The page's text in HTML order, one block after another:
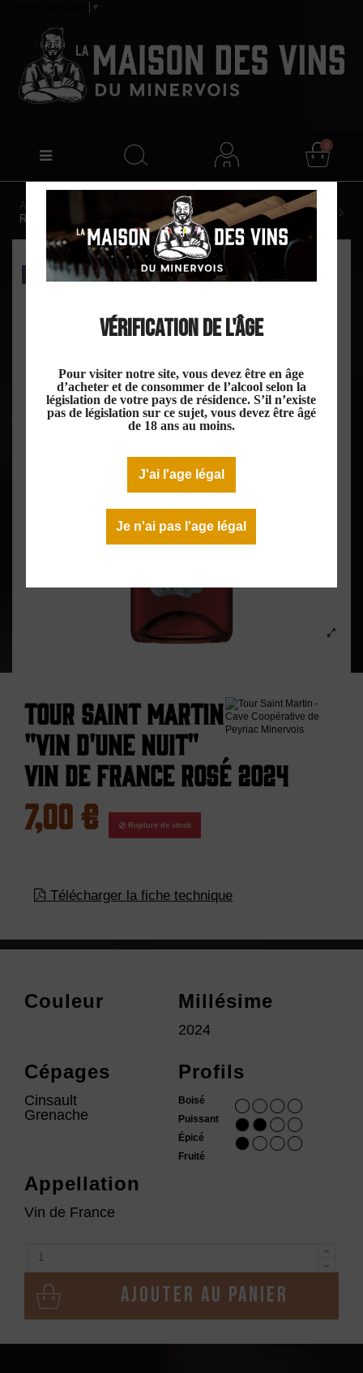
Vérification de l'âge
Pour visiter notre site, vous devez être en âge
d’acheter et de consommer de l’alcool selon la
législation de votre pays de résidence. S’il n’existe
pas de législation sur ce sujet, vous devez être âgé
de 18 ans au moins.
J'ai l'age légal
Je n'ai pas l'age légal
▼
0
Accueil
Tour Saint Martin "Vin d'une Nuit" Vin de France
Rosé 2024
EXCLU WEB
Tour Saint Martin
"Vin d'une Nuit"
Vin de France Rosé 2024
7,00 € Rupture de stock
Télécharger la fiche technique
Couleur Millésime
2024
Cépages
Cinsault
Grenache
Profils
Boisé
Puissant
Épicé
Fruité
Appellation
Vin de France
Ajouter au panier